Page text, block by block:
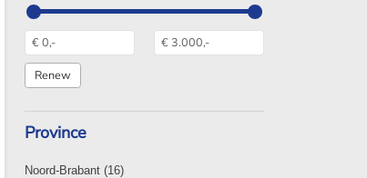
Province
Noord-Brabant (16)